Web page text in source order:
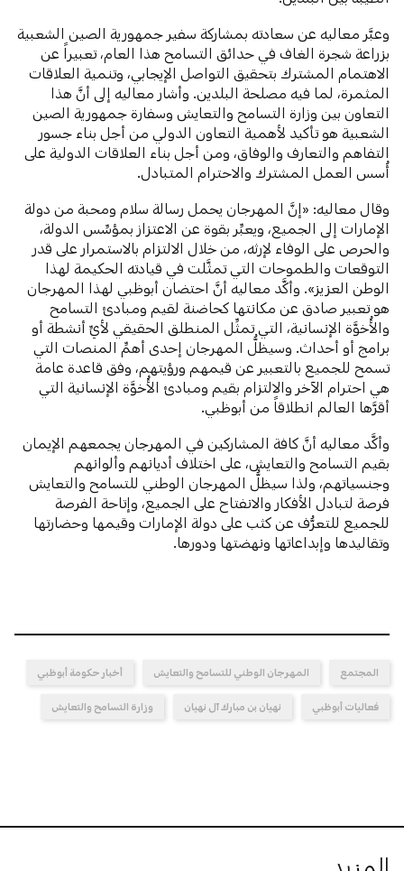
وعبَّر معاليه عن سعادته بمشاركة سفير جمهورية الصين الشعبية
بزراعة شجرة الغاف في حدائق التسامح هذا العام، تعبيراً عن
الاهتمام المشترك بتحقيق التواصل الإيجابي، وتنمية العلاقات
المثمرة، لما فيه مصلحة البلدين. وأشار معاليه إلى أنَّ هذا
التعاون بين وزارة التسامح والتعايش وسفارة جمهورية الصين
الشعبية هو تأكيد لأهمية التعاون الدولي من أجل بناء جسور
التفاهم والتعارف والوفاق، ومن أجل بناء العلاقات الدولية على
أُسس العمل المشترك والاحترام المتبادل.
وقال معاليه: «إنَّ المهرجان يحمل رسالة سلام ومحبة من دولة
الإمارات إلى الجميع، ويعبِّر بقوة عن الاعتزاز بمؤسِّس الدولة،
والحرص على الوفاء لإرثه، من خلال الالتزام بالاستمرار على قدر
التوقعات والطموحات التي تمثَّلت في قيادته الحكيمة لهذا
الوطن العزيز». وأكَّد معاليه أنَّ احتضان أبوظبي لهذا المهرجان
هو تعبير صادق عن مكانتها كحاضنة لقيم ومبادئ التسامح
والأُخوَّة الإنسانية، التي تمثِّل المنطلق الحقيقي لأيِّ أنشطة أو
برامج أو أحداث. وسيظلُّ المهرجان إحدى أهمِّ المنصات التي
تسمح للجميع بالتعبير عن قيمهم ورؤيتهم، وفق قاعدة عامة
هي احترام الآخر والالتزام بقيم ومبادئ الأُخوَّة الإنسانية التي
أقرَّها العالم انطلاقاً من أبوظبي.
وأكَّد معاليه أنَّ كافة المشاركين في المهرجان يجمعهم الإيمان
بقيم التسامح والتعايش، على اختلاف أديانهم وألوانهم
وجنسياتهم، ولذا سيظلُّ المهرجان الوطني للتسامح والتعايش
فرصة لتبادل الأفكار والانفتاح على الجميع، وإتاحة الفرصة
للجميع للتعرُّف عن كثب على دولة الإمارات وقيمها وحضارتها
وتقاليدها وإبداعاتها ونهضتها ودورها.
المجتمع المهرجان الوطني للتسامح والتعايش أخبار حكومة أبوظبي
فعاليات أبوظبي نهيان بن مبارك آل نهيان وزارة التسامح والتعايش